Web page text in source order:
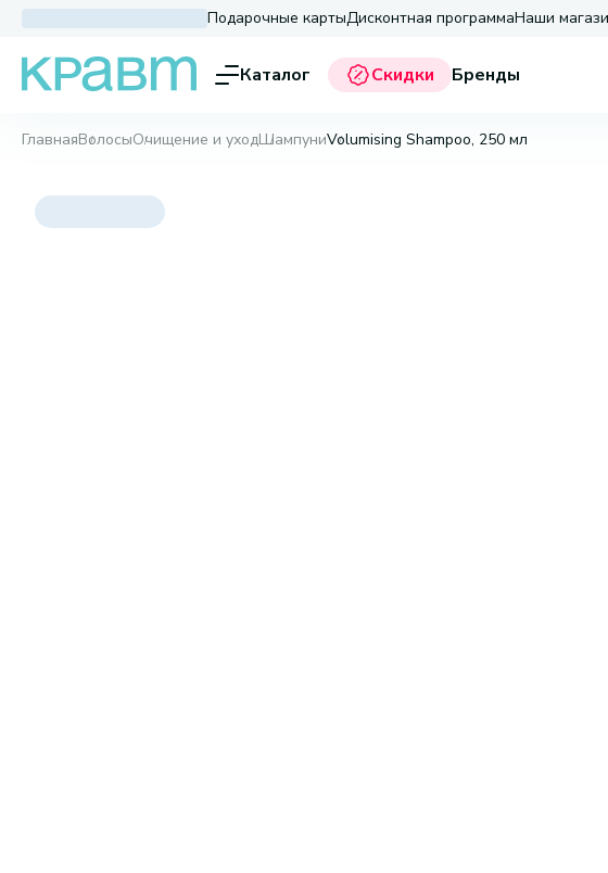
Подарочные картыДисконтная программаНаши
Каталог Скидки Бренды
ГлавнаяВолосыОчищение и уходШампуниVolumising Shampoo, 250 мл